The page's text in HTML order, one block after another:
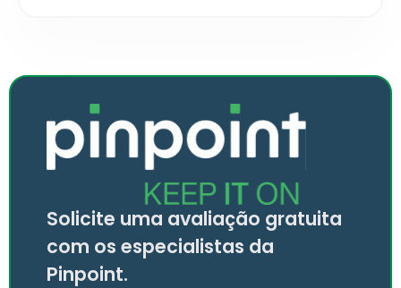
Solicite uma avaliação gratuita
com os especialistas da
Pinpoint.